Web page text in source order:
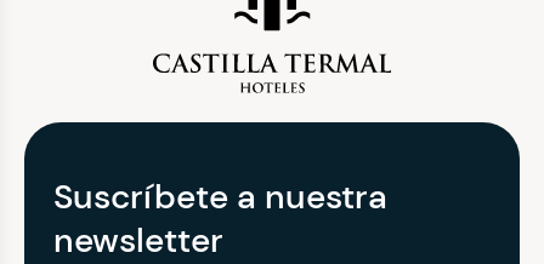
Suscríbete a nuestra
newsletter